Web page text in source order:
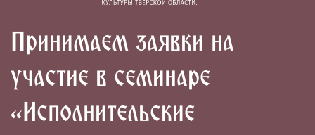
Принимаем заявки на
участие в семинаре
«Исполнительские